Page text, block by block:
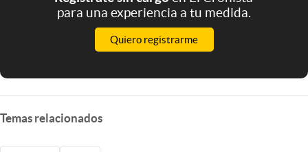
para una experiencia a tu medida.
Quiero registrarme
Temas relacionados